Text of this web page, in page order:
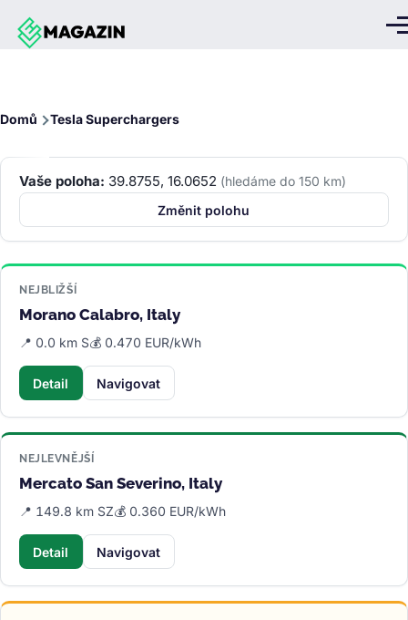
Přejít k hlavnímu obsahu
Domů Tesla Superchargers
Vaše poloha: 39.8755, 16.0652 (hledáme do 150 km)
Změnit polohu
NEJBLIŽŠÍ
Morano Calabro, Italy
📍 0.0 km S💰 0.470 EUR/kWh
Detail Navigovat
NEJLEVNĚJŠÍ
Mercato San Severino, Italy
📍 149.8 km SZ💰 0.360 EUR/kWh
Detail Navigovat